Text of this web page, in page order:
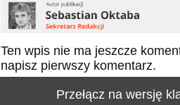
Ten wpis nie ma jeszcze
napisz pierwszy komentarz.
Przełącz na wersję